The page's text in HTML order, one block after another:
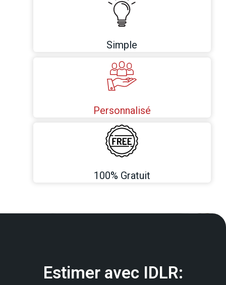
Simple
Personnalisé
100% Gratuit
Estimer avec IDLR: